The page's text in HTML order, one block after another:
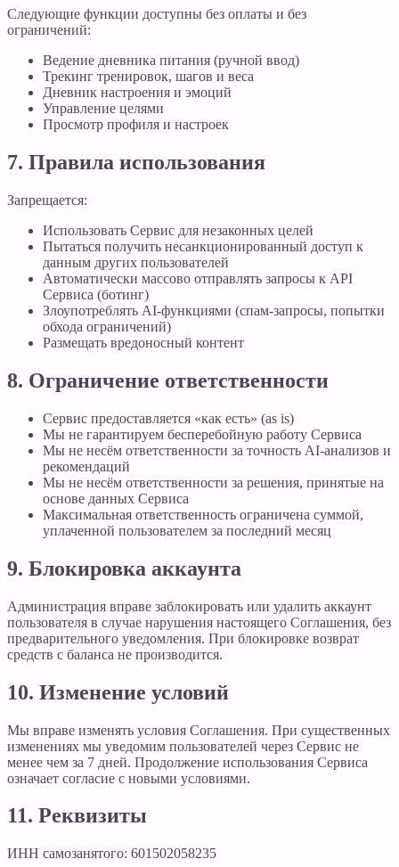
Следующие функции доступны без оплаты и без
ограничений:
Ведение дневника питания (ручной ввод)
Трекинг тренировок, шагов и веса
Дневник настроения и эмоций
Управление целями
Просмотр профиля и настроек
7. Правила использования
Запрещается:
Использовать Сервис для незаконных целей
Пытаться получить несанкционированный доступ к
данным других пользователей
Автоматически массово отправлять запросы к API
Сервиса (ботинг)
Злоупотреблять AI-функциями (спам-запросы, попытки
обхода ограничений)
Размещать вредоносный контент
8. Ограничение ответственности
Сервис предоставляется «как есть» (as is)
Мы не гарантируем бесперебойную работу Сервиса
Мы не несём ответственности за точность AI-анализов и
рекомендаций
Мы не несём ответственности за решения, принятые на
основе данных Сервиса
Максимальная ответственность ограничена суммой,
уплаченной пользователем за последний месяц
9. Блокировка аккаунта
Администрация вправе заблокировать или удалить аккаунт
пользователя в случае нарушения настоящего Соглашения, без
предварительного уведомления. При блокировке возврат
средств с баланса не производится.
10. Изменение условий
Мы вправе изменять условия Соглашения. При существенных
изменениях мы уведомим пользователей через Сервис не
менее чем за 7 дней. Продолжение использования Сервиса
означает согласие с новыми условиями.
11. Реквизиты
ИНН самозанятого: 601502058235